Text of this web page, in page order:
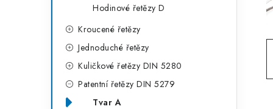
Hodinové řetězy D
Kroucené řetězy
Jednoduché řetězy
Kuličkové řetězy DIN 5280
Patentní řetězy DIN 5279
Tvar A